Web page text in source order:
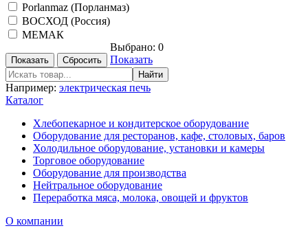
Porlanmaz (Порланмаз)
ВОСХОД (Россия)
МЕМАК
Выбрано: 0
Показать
Например: электрическая печь
Каталог
Хлебопекарное и кондитерское оборудование
Оборудование для ресторанов, кафе, столовых, баров
Холодильное оборудование, установки и камеры
Торговое оборудование
Оборудование для производства
Нейтральное оборудование
Переработка мяса, молока, овощей и фруктов
О компании